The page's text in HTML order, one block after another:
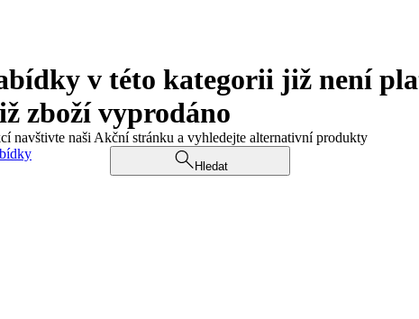
v této kategorii již není
zboží vyprodáno
navštivte naši Akční stránku a vyhledejte alternativní produkty
Hledat